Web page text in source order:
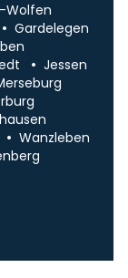
Wolfen
Gardelegen
Jessen
Wanzleben